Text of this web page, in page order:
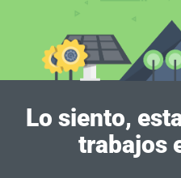
Lo siento,
trabajos